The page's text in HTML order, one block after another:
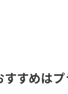
すすめは